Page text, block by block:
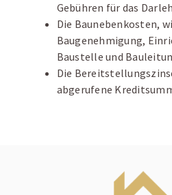
Gebühren für das
Die Baunebenkosten,
Baugenehmigung,
Baustelle und
Die
abgerufene